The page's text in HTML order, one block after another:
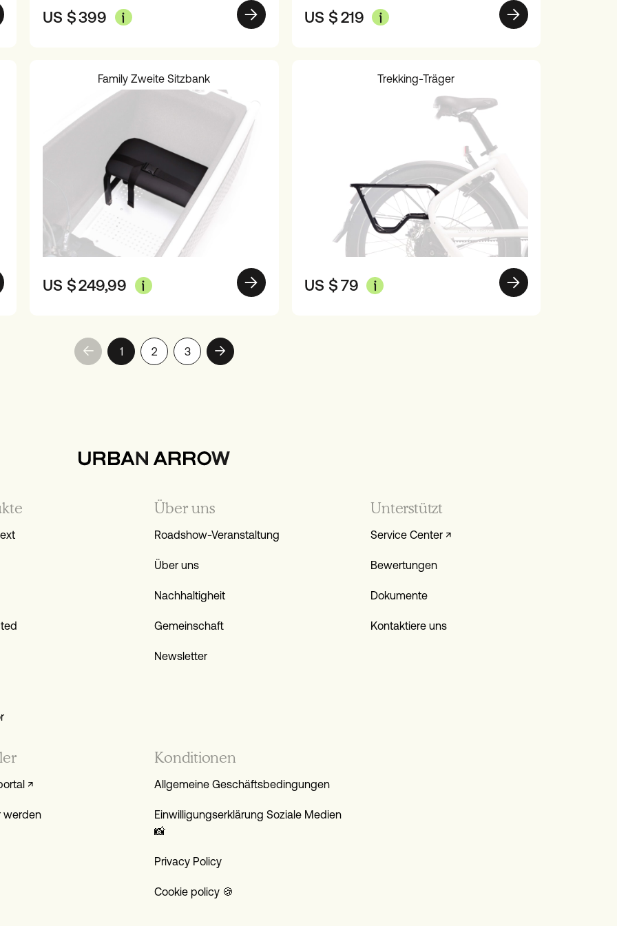
US $399 US $219
Family Zweite Sitzbank
US $249,99
Trekking-Träger
US $79
1 2 3
Über uns
Roadshow-Veranstaltung
Über uns
Nachhaltigheit
Gemeinschaft
Newsletter
Unterstützt
Service Center ↗
Bewertungen
Dokumente
Kontaktiere uns
↗
werden
Konditionen
Allgemeine Geschäftsbedingungen
Einwilligungs­erklärung Soziale Medien
📸
Privacy Policy
Cookie policy 🍪